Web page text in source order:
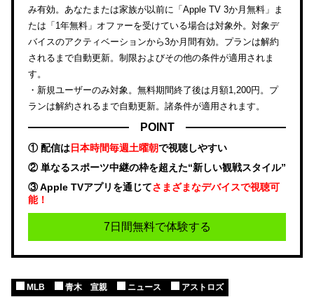
み有効。あなたまたは家族が以前に「Apple TV 3か月無料」ま
たは「1年無料」オファーを受けている場合は対象外。対象デ
バイスのアクティベーションから3か月間有効。プランは解約
されるまで自動更新。制限およびその他の条件が適用されま
す。
・新規ユーザーのみ対象。無料期間終了後は月額1,200円。プ
ランは解約されるまで自動更新。諸条件が適用されます。
POINT
① 配信は日本時間毎週土曜朝で視聴しやすい
② 単なるスポーツ中継の枠を超えた“新しい観戦スタイル”
③ Apple TVアプリを通じてさまざまなデバイスで視聴可
能！
7日間無料で体験する
MLB 青木 宣親 ニュース アストロズ